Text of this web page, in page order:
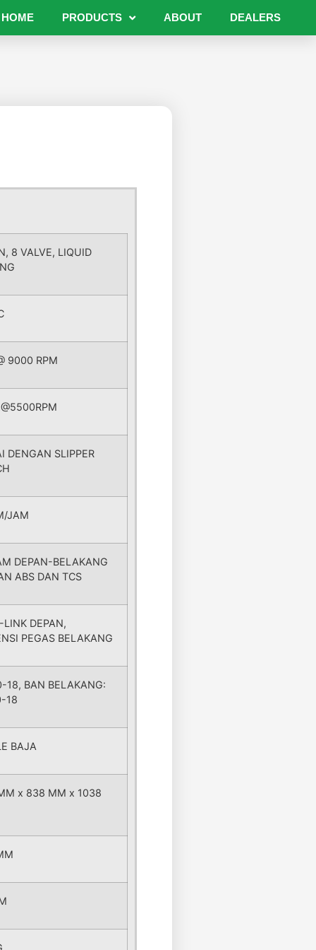
HOME PRODUCTS ABOUT DEALERS
8 VALVE, LIQUID
9000 RPM
DENGAN SLIPPER
JAM
DEPAN-BELAKANG
ABS DAN TCS
LINK DEPAN,
PEGAS BELAKANG
18, BAN BELAKANG:
18
BAJA
x 838 MM x 1038